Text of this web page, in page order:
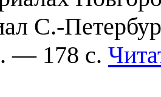
С.-
— 178 с.